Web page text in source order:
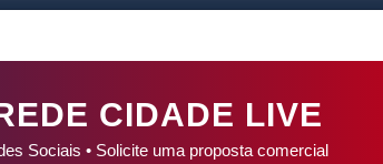
CIDADE LIVE
Sociais • Solicite uma proposta comercial